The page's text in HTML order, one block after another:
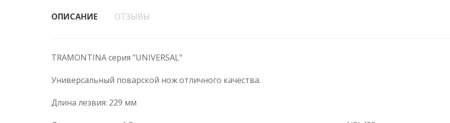
ОПИСАНИЕ ОТЗЫВЫ
TRAMONTINA серия "UNIVERSAL"
Универсальный поварской нож отличного качества.
Длина лезвия: 229 мм